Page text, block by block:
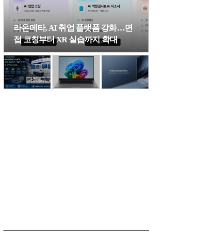
라온메타, AI 취업 플랫폼 강화…면
접 코칭부터 XR 실습까지 확대